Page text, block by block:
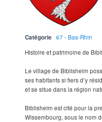
Catégorie
67 - Bas-Rhin
Histoire et patrimoine de
Le village de Biblisheim
ses habitants si fiers d’y
et se situe dans la région
Biblisheim est cité pour la
Wissembourg, sous le nom